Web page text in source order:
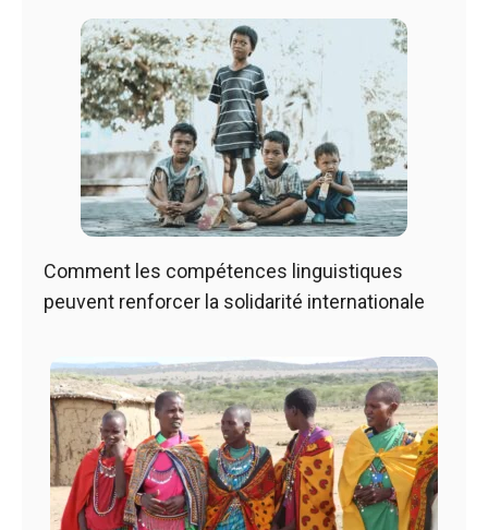
Comment les compétences linguistiques
peuvent renforcer la solidarité internationale